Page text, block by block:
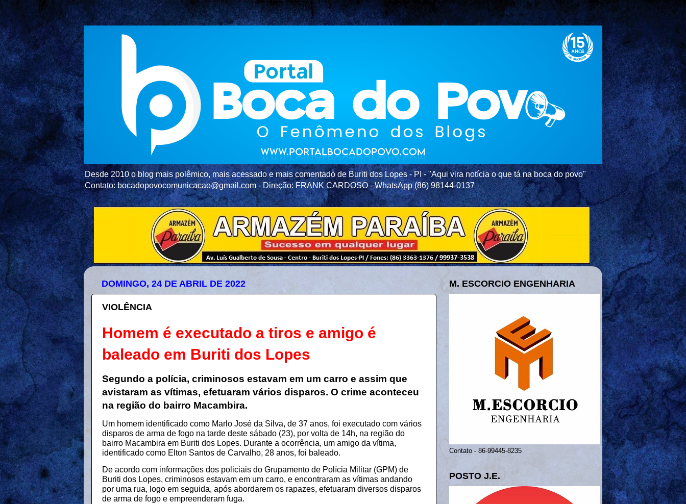
Desde 2010 o blog mais polêmico, mais acessado e mais comentado de Buriti dos Lopes - PI - "Aqui vira notícia o que tá na boca do povo"
Contato: bocadopovocomunicacao@gmail.com - Direção: FRANK CARDOSO - WhatsApp (86) 98144-0137
DOMINGO, 24 DE ABRIL DE 2022
VIOLÊNCIA
Homem é executado a tiros e amigo é
baleado em Buriti dos Lopes
Segundo a polícia, criminosos estavam em um carro e assim que
avistaram as vítimas, efetuaram vários disparos. O crime aconteceu
na região do bairro Macambira.
Um homem identificado como Marlo José da Silva, de 37 anos, foi executado com vários
disparos de arma de fogo na tarde deste sábado (23), por volta de 14h, na região do
bairro Macambira em Buriti dos Lopes. Durante a ocorrência, um amigo da vítima,
identificado como Elton Santos de Carvalho, 28 anos, foi baleado.
De acordo com informações dos policiais do Grupamento de Polícia Militar (GPM) de
Buriti dos Lopes, criminosos estavam em um carro, e encontraram as vítimas andando
por uma rua, logo em seguida, após abordarem os rapazes, efetuaram diversos disparos
de arma de fogo e empreenderam fuga.
M. ESCORCIO ENGENHARIA
Contato - 86-99445-8235
POSTO J.E.